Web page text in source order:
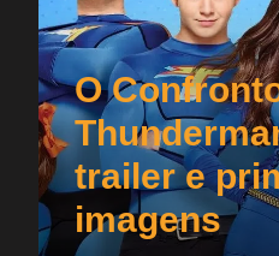
O
trailer e
imagens